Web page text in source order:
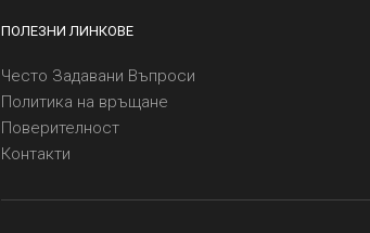
ПОЛЕЗНИ ЛИНКОВЕ
Често Задавани Въпроси
Политика на връщане
Поверителност
Контакти